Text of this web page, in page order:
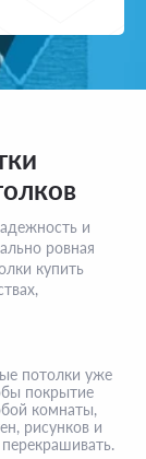
и
ровная
купить
потолки уже
покрытие
комнаты,
рисунков и